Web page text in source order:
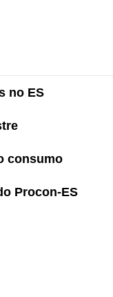
no ES
consumo
Procon-ES